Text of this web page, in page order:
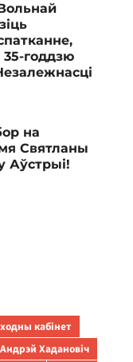
годдзю
на
Святланы
Аўстрыі!
кабінет
Андрэй Хадановіч